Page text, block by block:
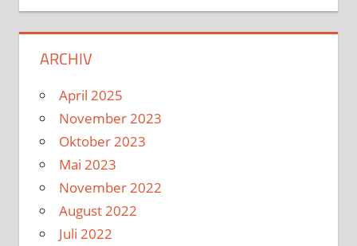
ARCHIV
April 2025
November 2023
Oktober 2023
Mai 2023
November 2022
August 2022
Juli 2022